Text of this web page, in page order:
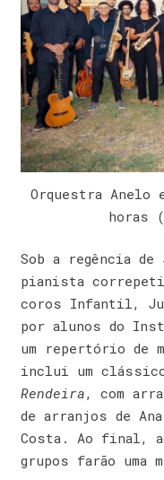
Orquestra Anelo
horas
Sob a regência
pianista
coros Infantil,
por alunos do
um repertório de
inclui um
Rendeira, com
de arranjos de
Costa. Ao final,
grupos farão uma